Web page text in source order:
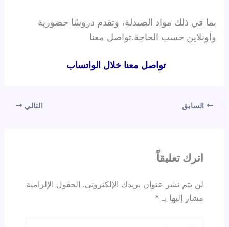
بما في ذلك مواد الصيدلة، وتقدم دروسًا حضورية
وأونلاين حسب الحاجة.تواصل معنا
تواصل معنا خلال الواتساب
السابق التالي
اترك تعليقاً
لن يتم نشر عنوان بريدك الإلكتروني. الحقول الإلزامية
مشار إليها بـ *